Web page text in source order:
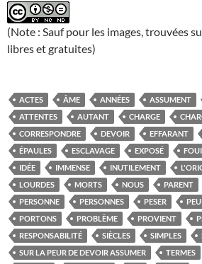
(Note : Sauf pour les images, trouvées
libres et gratuites)
ACTES ÂME ANNÉES ASSUMENT
ATTENTES
AUTANT CHARGE
CORRESPONDRE
DEVOIR EFFARANT
ÉPAULES
ESCLAVAGE EXPOSÉ
IDÉE
IMMENSE INUTILEMENT
LOURDES
MORTS NOUS PARENT
PERSONNE
PERSONNES PESER
PORTONS
PROBLÈME PROVIENT
RESPONSABILITÉ
SIÈCLES SIMPLES
SUR LA PEUR DE DEVOIR ASSUMER
TERMES